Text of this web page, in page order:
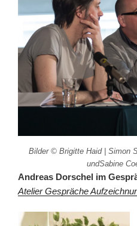
Bilder © Brigitte Haid | Simon
undSabine
Andreas Dorschel im
Atelier Gespräche